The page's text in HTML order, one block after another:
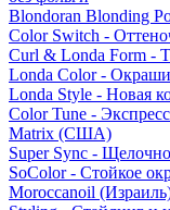
Blondoran Blonding
Color Switch -
Curl & Londa Form -
Londa Color -
Londa Style - Новая
Color Tune -
Matrix (США)
Super Sync -
SoColor - Стойкое
Moroccanoil